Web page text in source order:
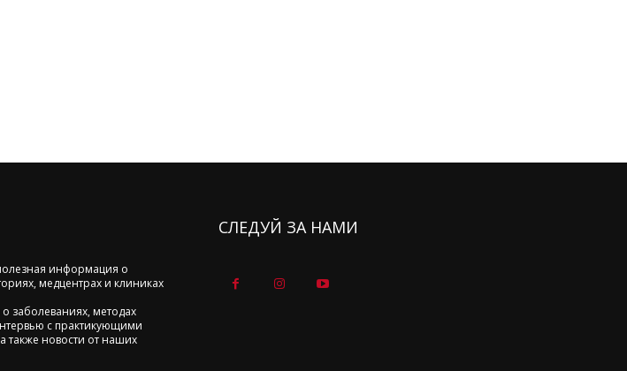
информация о
медцентрах и клиниках
о заболеваниях, методах
с практикующими
также новости от наших
СЛЕДУЙ ЗА НАМИ